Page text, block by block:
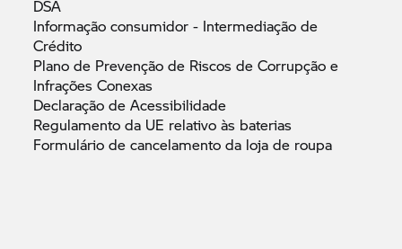
DSA
Informação consumidor - Intermediação de
Crédito
Plano de Prevenção de Riscos de Corrupção e
InfraçõesConexas
Declaração deAcessibilidade
Regulamento da UE relativo às baterias
Formulário de cancelamento da loja de roupa